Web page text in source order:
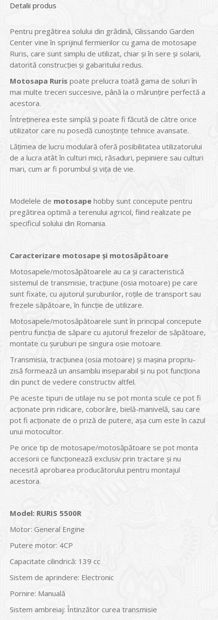
Detalii produs
Pentru pregătirea solului din grădină, Glissando Garden
Center vine în sprijinul fermierilor cu gama de motosape
Ruris, care sunt simplu de utilizat, chiar şi în sere şi solarii,
datorită construcţiei şi gabaritului redus.
Motosapa Ruris poate prelucra toată gama de soluri în
mai multe treceri succesive, până la o mărunţire perfectă a
acestora.
Întreţinerea este simplă şi poate fi făcută de către orice
utilizator care nu posedă cunoştinţe tehnice avansate.
Lăţimea de lucru modulară oferă posibilitatea utilizatorului
de a lucra atât în culturi mici, răsaduri, pepiniere sau culturi
mari, cum ar fi porumbul şi viţa de vie.
Modelele de motosape hobby sunt concepute pentru
pregătirea optimă a terenului agricol, fiind realizate pe
specificul solului din Romania.
Caracterizare motosape şi motosăpătoare
Motosapele/motosăpătoarele au ca şi caracteristică
sistemul de transmisie, tracţiune (osia motoare) pe care
sunt fixate, cu ajutorul şuruburilor, roţile de transport sau
frezele săpătoare, în funcţie de utilizare.
Motosapele/motosăpătoarele sunt în principal concepute
pentru funcţia de săpare cu ajutorul frezelor de săpătoare,
montate cu şuruburi pe singura osie motoare.
Transmisia, tracţiunea (osia motoare) şi maşina propriu-
zisă formează un ansamblu inseparabil şi nu pot funcţiona
din punct de vedere constructiv altfel.
Pe aceste tipuri de utilaje nu se pot monta scule ce pot fi
acţionate prin ridicare, coborâre, bielă-manivelă, sau care
pot fi acţionate de o priză de putere, aşa cum este în cazul
unui motocultor.
Pe orice tip de motosape/motosăpătoare se pot monta
accesorii ce funcţionează exclusiv prin tractare şi nu
necesită aprobarea producătorului pentru montajul
acestora.
Model: RURIS 5500R
Motor: General Engine
Putere motor: 4CP
Capacitate cilindrică: 139 cc
Sistem de aprindere: Electronic
Pornire: Manuală
Sistem ambreiaj: Întinzător curea transmisie